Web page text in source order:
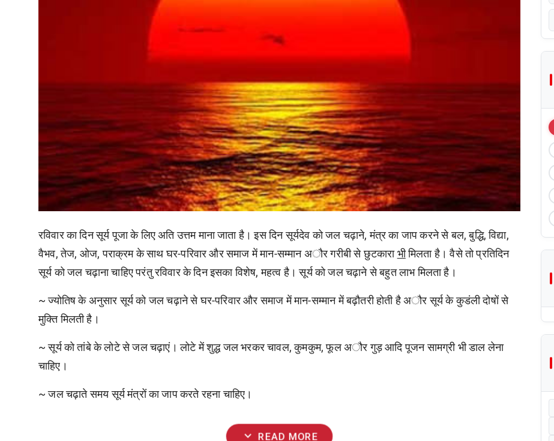
रविवार का दिन सूर्य पूजा के लिए अति उत्तम माना जाता है। इस दिन सूर्यदेव को जल चढ़ाने, मंत्र का जाप करने से बल, बुद्धि, विद्या,
वैभव, तेज, ओज, पराक्रम के साथ घर-परिवार और समाज में मान-सम्मान अौर गरीबी से छुटकाराभीमिलता है। वैसे तो प्रतिदिन
सूर्य को जल चढ़ाना चाहिए परंतु रविवार के दिन इसका विशेष, महत्व है। सूर्य को जल चढ़ाने से बहुत लाभ मिलता है।
~ ज्योतिष के अनुसार सूर्य को जल चढ़ाने से घर-परिवार और समाज में मान-सम्मान में बढ़ौतरी होती है अौर सूर्य के कुडंली दोषों से
मुक्ति मिलती है।
~ सूर्य को तांबे के लोटे से जल चढ़ाएं। लोटे में शुद्ध जल भरकर चावल, कुमकुम, फूल अौर गुड़ आदि पूजन सामग्री भी डाल लेना
चाहिए।
~ जल चढ़ाते समय सूर्य मंत्रों का जाप करते रहना चाहिए।
expand_more READ MORE